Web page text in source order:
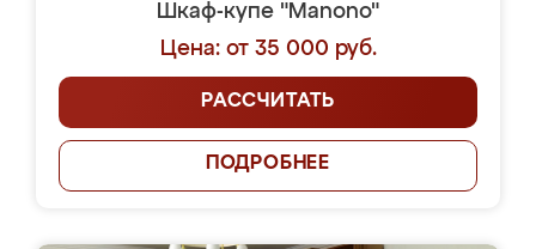
Шкаф-купе "Manono"
Цена: от 35 000 руб.
РАССЧИТАТЬ
ПОДРОБНЕЕ